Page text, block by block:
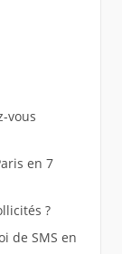
vous
en 7
?
de SMS en